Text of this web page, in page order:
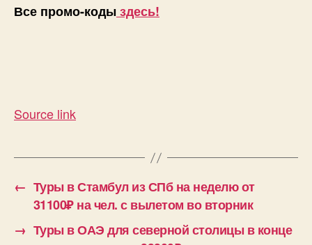
Все промо-кодыздесь!
Source link
← Туры в Стамбул из СПб на неделю от
31100₽ на чел. с вылетом во вторник
→ Туры в ОАЭ для северной столицы в конце